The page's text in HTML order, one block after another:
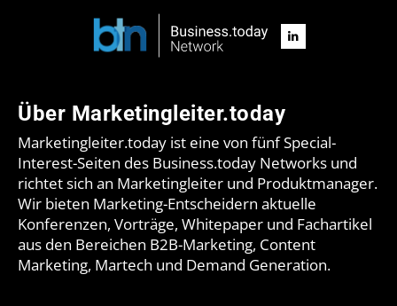
Über Marketingleiter.today
Marketingleiter.today ist eine von fünf Special-
Interest-Seiten des Business.today Networks und
richtet sich an Marketingleiter und Produktmanager.
Wir bieten Marketing-Entscheidern aktuelle
Konferenzen, Vorträge, Whitepaper und Fachartikel
aus den Bereichen B2B-Marketing, Content
Marketing, Martech und Demand Generation.